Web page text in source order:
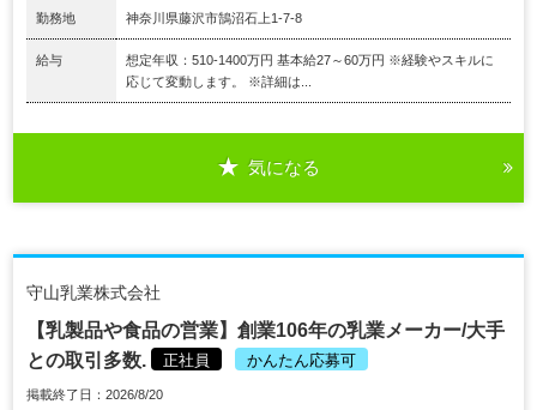
勤務地 神奈川県藤沢市鵠沼石上1-7-8
給与
想定年収：510-1400万円 基本給27～60万円 ※経験やスキルに
応じて変動します。 ※詳細は...
気になる
守山乳業株式会社
【乳製品や食品の営業】創業106年の乳業メーカー/大手
との取引多数.
正社員 かんたん応募可
掲載終了日：2026/8/20